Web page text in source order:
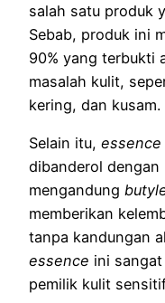
salah satu produk
Sebab, produk ini
90% yang terbukti
masalah kulit,
kering, dan kusam.
Selain itu, essence
dibanderol dengan
mengandung
memberikan
tanpa kandungan
essence ini
pemilik kulit